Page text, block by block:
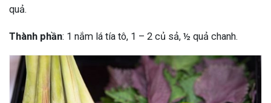
quả.
Thành phần: 1 nắm lá tía tô, 1 – 2 củ sả, ½ quả chanh.